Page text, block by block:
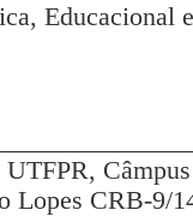
Educacional
Lopes CRB-9/